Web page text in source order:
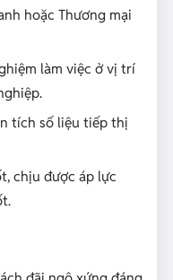
hoặc Thương mại
làm việc ở vị trí
tích số liệu tiếp thị
chịu được áp lực